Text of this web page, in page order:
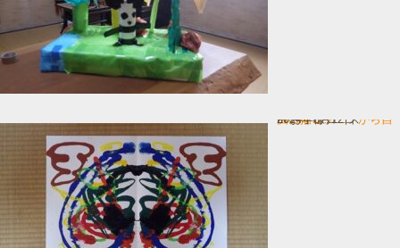
デカㇽコマニーから自由に描こ…
In お子様コース
2024年8月12日